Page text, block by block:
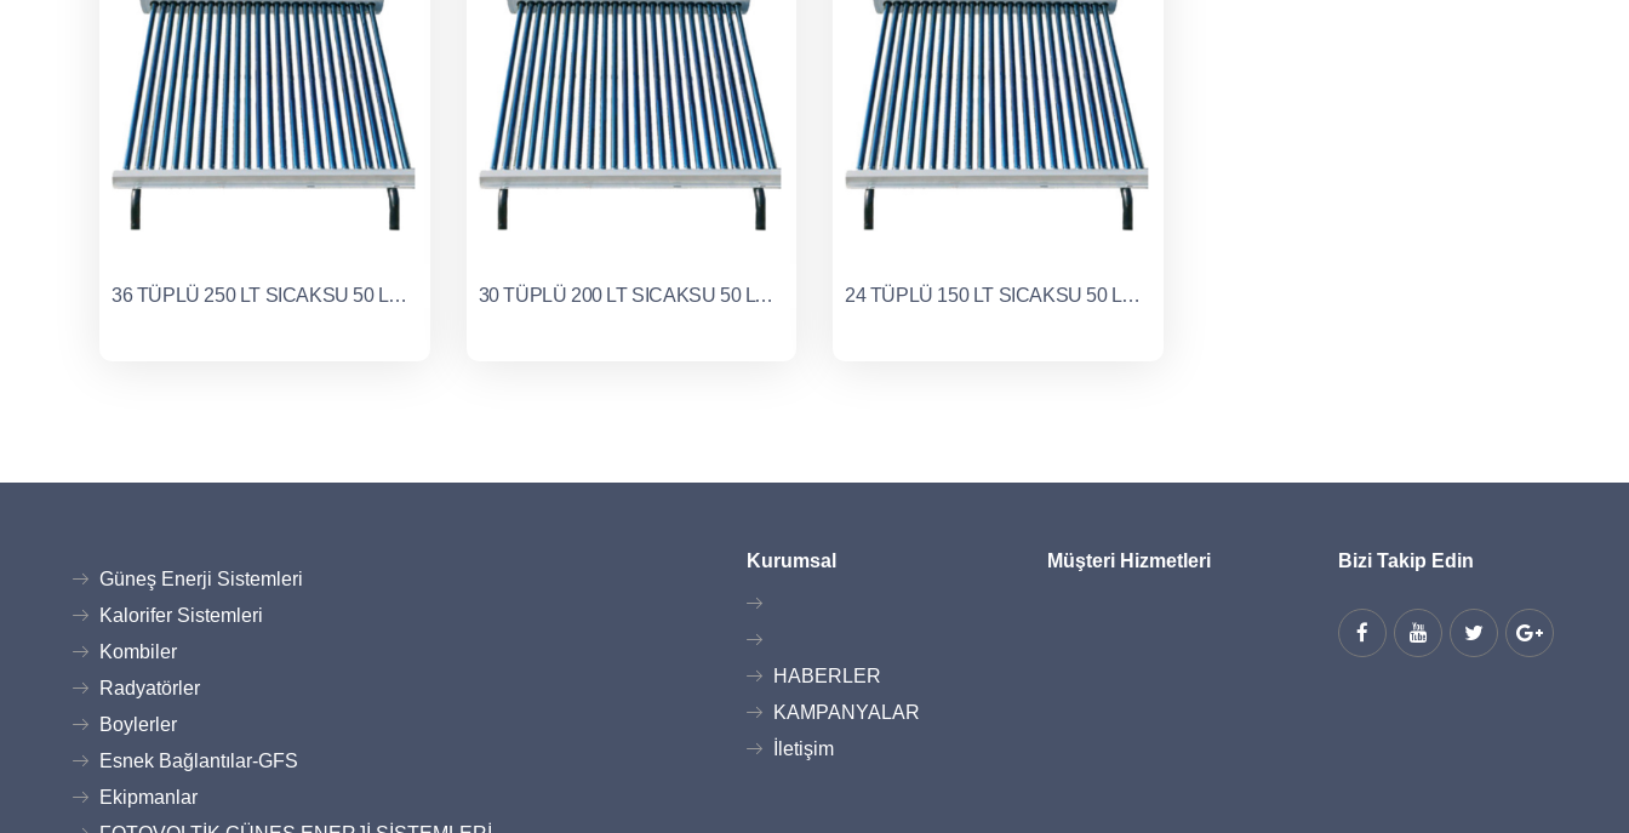
36 TÜPLÜ 250 LT SICAKSU 50 LT SOĞUKSU 30 TÜPLÜ 200 LT SICAKSU 50 LT SOĞUKSU 24 TÜPLÜ 150 LT SICAKSU 50 LT SOĞUKSU
Güneş Enerji Sistemleri
Kalorifer Sistemleri
Kombiler
Radyatörler
Boylerler
Esnek Bağlantılar-GFS
Ekipmanlar
Kurumsal
HABERLER
KAMPANYALAR
İletişim
Müşteri Hizmetleri Bizi Takip Edin